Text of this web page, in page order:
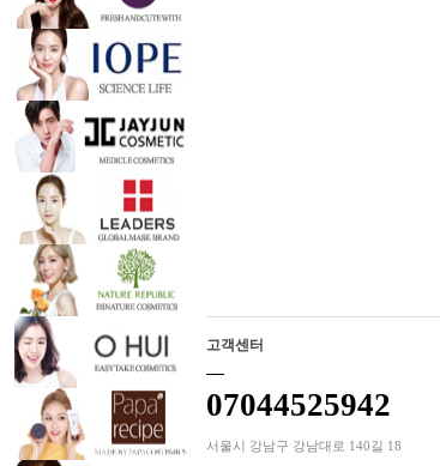
고객센터
07044525942
서울시 강남구 강남대로 140길 18